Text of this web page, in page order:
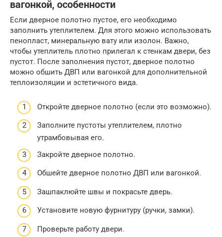
вагонкой, особенности
Если дверное полотно пустое, его необходимо
заполнить утеплителем. Для этого можно использовать
пенопласт, минеральную вату или изолон. Важно,
чтобы утеплитель плотно прилегал к стенкам двери, без
пустот. После заполнения пустот, дверное полотно
можно обшить ДВП или вагонкой для дополнительной
теплоизоляции и эстетичного вида.
Откройте дверное полотно (если это возможно).
Заполните пустоты утеплителем, плотно
утрамбовывая его.
Закройте дверное полотно.
Обшейте дверное полотно ДВП или вагонкой.
Зашпаклюйте швы и покрасьте дверь.
Установите новую фурнитуру (ручки, замки).
Проверьте работу двери.